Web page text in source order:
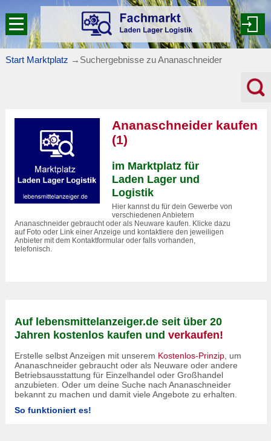
Start Marktplatz → Suchergebnisse zu Ananaschneider
Ananaschneider kaufen
(1)
im Marktplatz für
Laden Lager und
Logistik
Hier kannst du für dein Gewerbe von
verschiedenen Anbietern
Ananaschneider gebraucht oder als Neuware kaufen. Klicke dazu
auf Foto oder Link einer Anzeige und kontaktiere den jeweiligen
Anbieter mit dem Kontaktformular oder falls vorhanden,
telefonisch.
Auf lebensmittelanzeiger.de seit über 20
Jahren kostenlos kaufen und verkaufen!
Erstelle selbst Anzeigen mit unserem Kostenlos-Prinzip , um
Ananaschneider gebraucht oder als Neuware oder andere
Betriebsausstattung für Einzelhandel oder Großhandel
anzubieten. Oder um deine Suche nach Ananaschneider
bekannt zu machen und damit viele Angebote zu erhalten.
So funktioniert es!